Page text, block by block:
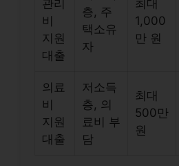
관리
비
지원
대출
층, 주
택소유
자
최대
1,000
만 원
의료
비
지원
대출
저소득
층, 의
료비 부
담
최대
500만
원